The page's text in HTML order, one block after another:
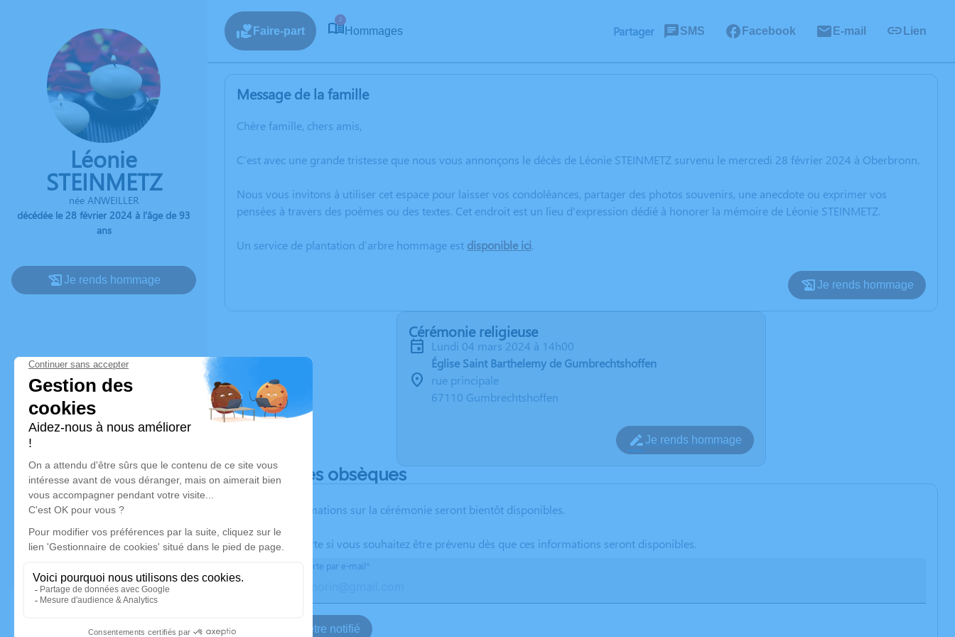
Léonie
STEINMETZ
née ANWEILLER
décédée le 28 février 2024 à l'âge de 93
ans
Je rends hommage
Faire-part
2
Hommages Partager SMS Facebook E-mail Lien
Message de la famille
Chère famille, chers amis,
C’est avec une grande tristesse que nous vous annonçons le décès de Léonie STEINMETZ survenu le mercredi 28 février 2024 à Oberbronn.
Nous vous invitons à utiliser cet espace pour laisser vos condoléances, partager des photos souvenirs, une anecdote ou exprimer vos
pensées à travers des poèmes ou des textes. Cet endroit est un lieu d'expression dédié à honorer la mémoire de Léonie STEINMETZ.
Un service de plantation d’arbre hommage est disponible ici.
Je rends hommage
Cérémonie religieuse
lundi 04 mars 2024 à 14h00
Église Saint Barthelemy de Gumbrechtshoffen
rue principale
67110 Gumbrechtshoffen
Je rends hommage
Déroulé des obsèques
Les informations sur la cérémonie seront bientôt disponibles.
Activez une alerte si vous souhaitez être prévenu dès que ces informations seront disponibles.
Recevoir une alerte par e-mail*
Je veux être notifié